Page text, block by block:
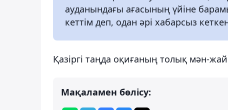
ауданындағы ағасының үйіне
кеттім деп, одан әрі хабарсыз
Қазіргі таңда оқиғаның толық мән-
Мақаламен бөлісу: